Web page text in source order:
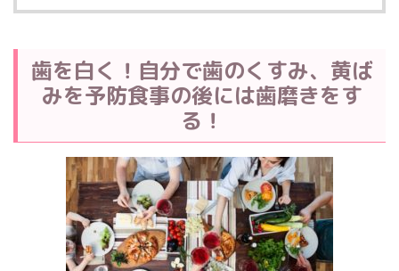
歯を白く！自分で歯のくすみ、黄ば
みを予防食事の後には歯磨きをす
る！